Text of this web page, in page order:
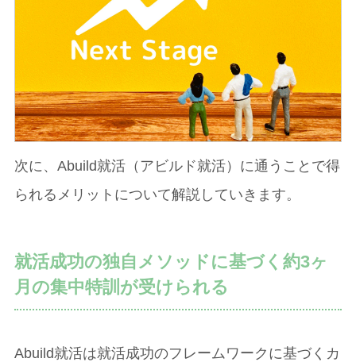
次に、Abuild就活（アビルド就活）に通うことで得
られるメリットについて解説していきます。
就活成功の独自メソッドに基づく約3ヶ
月の集中特訓が受けられる
Abuild就活は就活成功のフレームワークに基づくカ